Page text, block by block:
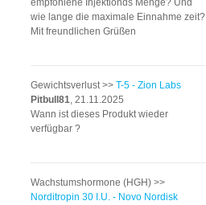
empfohlene Injektionds Menge? Und
wie lange die maximale Einnahme zeit?
Mit freundlichen Grüßen
Gewichtsverlust >> T-5 - Zion Labs
Pitbull81, 21.11.2025
Wann ist dieses Produkt wieder
verfügbar ?
Wachstumshormone (HGH) >>
Norditropin 30 I.U. - Novo Nordisk